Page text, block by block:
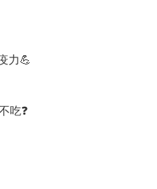
力💪
吃❓